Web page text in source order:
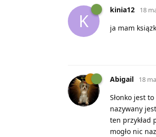
K
kinia12 18
ja mam
Abigail 18
Słonko jest
nazywany
ten przykład
mogło nic